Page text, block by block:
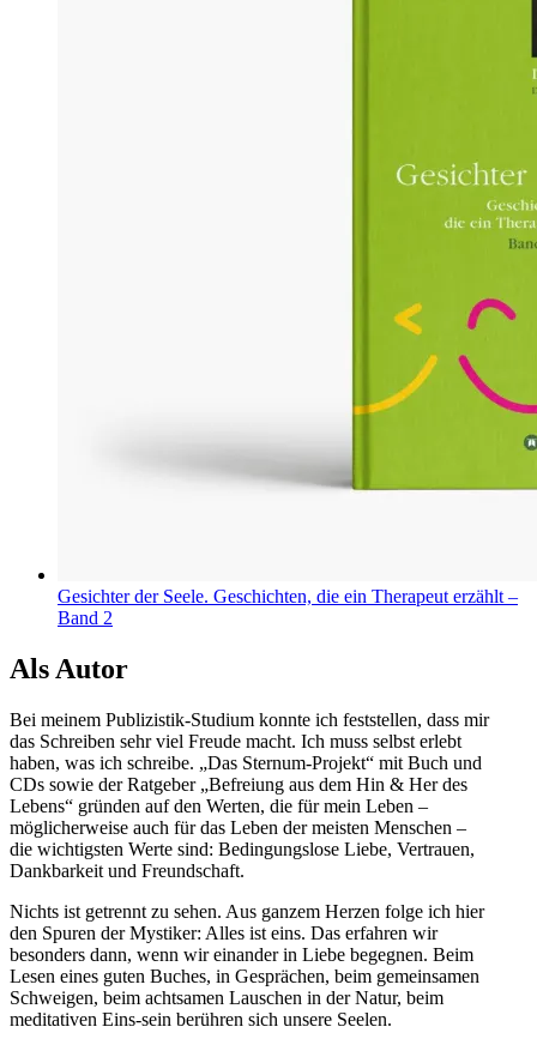
Gesichter der Seele. Geschichten, die ein Therapeut erzählt –
Band 2
Als Autor
Bei meinem Publizistik-Studium konnte ich feststellen, dass mir
das Schreiben sehr viel Freude macht. Ich muss selbst erlebt
haben, was ich schreibe. „Das Sternum-Projekt“ mit Buch und
CDs sowie der Ratgeber „Befreiung aus dem Hin & Her des
Lebens“ gründen auf den Werten, die für mein Leben –
möglicherweise auch für das Leben der meisten Menschen –
die wichtigsten Werte sind: Bedingungslose Liebe, Vertrauen,
Dankbarkeit und Freundschaft.
Nichts ist getrennt zu sehen. Aus ganzem Herzen folge ich hier
den Spuren der Mystiker: Alles ist eins. Das erfahren wir
besonders dann, wenn wir einander in Liebe begegnen. Beim
Lesen eines guten Buches, in Gesprächen, beim gemeinsamen
Schweigen, beim achtsamen Lauschen in der Natur, beim
meditativen Eins-sein berühren sich unsere Seelen.